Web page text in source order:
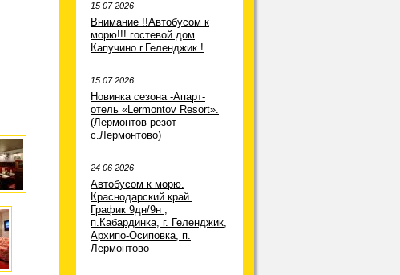
15 07 2026
Внимание !!Автобусом к
морю!!! гостевой дом
Капучино г.Геленджик !
15 07 2026
Новинка сезона -Апарт-
отель «Lermontov Resort».
(Лермонтов резот
с.Лермонтово)
24 06 2026
Автобусом к морю.
Краснодарский край.
График 9дн/9н ,
п.Кабардинка, г. Геленджик,
Архипо-Осиповка, п.
Лермонтово